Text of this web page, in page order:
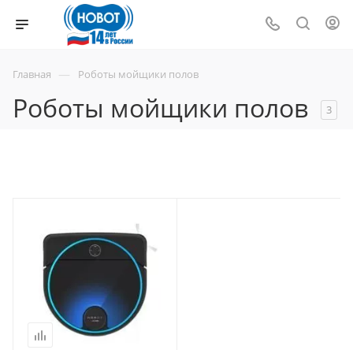
Главная — Роботы мойщики полов
Роботы мойщики полов 3